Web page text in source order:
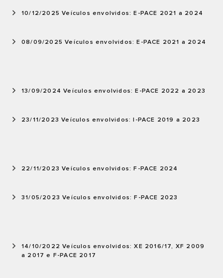
10/12/2025 Veículos envolvidos: E-PACE 2021 a 2024
08/09/2025 Veículos envolvidos: E-PACE 2021 a 2024
13/09/2024 Veículos envolvidos: E-PACE 2022 a 2023
23/11/2023 Veículos envolvidos: I-PACE 2019 a 2023
22/11/2023 Veículos envolvidos: F-PACE 2024
31/05/2023 Veículos envolvidos: F-PACE 2023
14/10/2022 Veículos envolvidos: XE 2016/17, XF 2009
a 2017 e F-PACE 2017